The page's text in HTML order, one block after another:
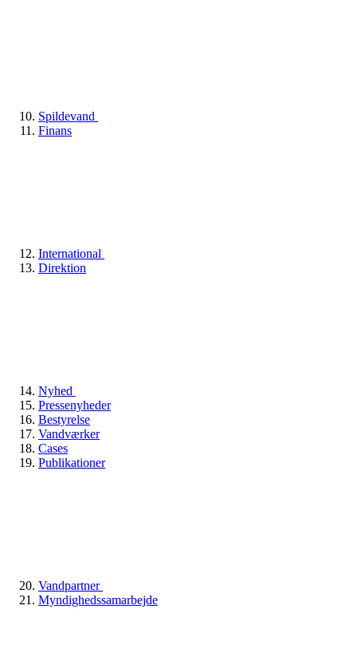
Spildevand
Finans
International
Direktion
Nyhed
Pressenyheder
Bestyrelse
Vandværker
Cases
Publikationer
Vandpartner
Myndighedssamarbejde